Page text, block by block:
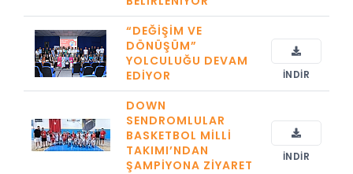
“DEĞIŞIM VE
DÖNÜŞÜM”
YOLCULUĞU DEVAM
EDIYOR
İNDIR
DOWN
SENDROMLULAR
BASKETBOL MILLI
TAKIMI’NDAN
ŞAMPIYONA ZIYARET
İNDIR